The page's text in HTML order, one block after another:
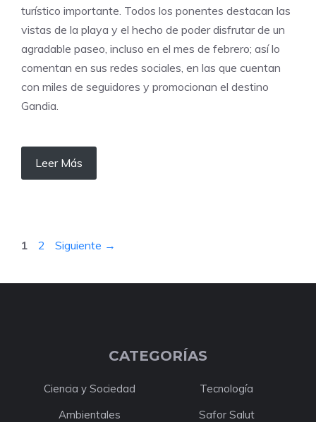
turístico importante. Todos los ponentes destacan las
vistas de la playa y el hecho de poder disfrutar de un
agradable paseo, incluso en el mes de febrero; así lo
comentan en sus redes sociales, en las que cuentan
con miles de seguidores y promocionan el destino
Gandia.
Leer Más
Página
1 Página
2 Siguiente →
CATEGORÍAS
Ciencia y Sociedad
Tecnología
Ambientales
Safor Salut